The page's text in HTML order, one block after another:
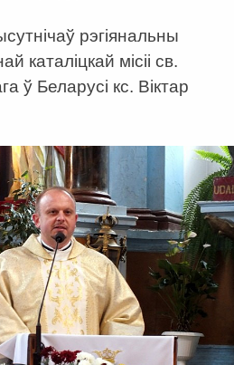
рэгіянальны
каталіцкай місіі св.
ў Беларусі кс. Віктар